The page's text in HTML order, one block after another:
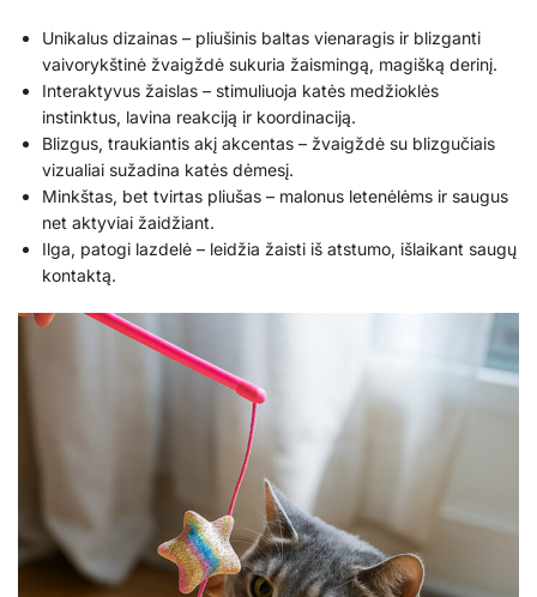
Unikalus dizainas – pliušinis baltas vienaragis ir blizganti
vaivorykštinė žvaigždė sukuria žaismingą, magišką derinį.
Interaktyvus žaislas – stimuliuoja katės medžioklės
instinktus, lavina reakciją ir koordinaciją.
Blizgus, traukiantis akį akcentas – žvaigždė su blizgučiais
vizualiai sužadina katės dėmesį.
Minkštas, bet tvirtas pliušas – malonus letenėlėms ir saugus
net aktyviai žaidžiant.
Ilga, patogi lazdelė – leidžia žaisti iš atstumo, išlaikant saugų
kontaktą.